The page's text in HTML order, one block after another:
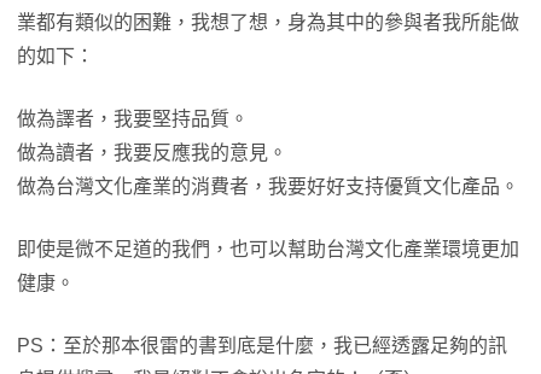
業都有類似的困難，我想了想，身為其中的參與者我所能做
的如下：
做為譯者，我要堅持品質。
做為讀者，我要反應我的意見。
做為台灣文化產業的消費者，我要好好支持優質文化產品。
即使是微不足道的我們，也可以幫助台灣文化產業環境更加
健康。
PS：至於那本很雷的書到底是什麼，我已經透露足夠的訊